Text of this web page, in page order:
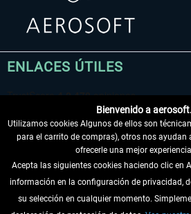
ENLACES ÚTILES
DESISTIR DEL CONTRATO
Bienvenido a
Utilizamos cookies Algunos de ellos son
para el carrito de compras), otros nos ayudan
ofrecerle una mejor
Acepta las siguientes cookies haciendo clic en
información en la configuración de privacidad,
su selección en cualquier momento.